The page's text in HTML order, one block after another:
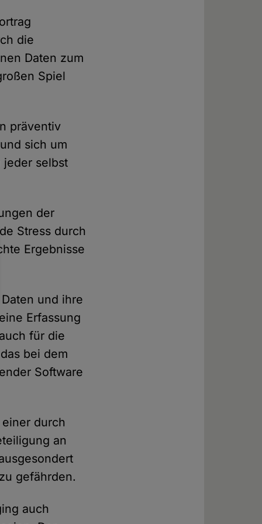
die
Daten zum
Spiel
präventiv
sich um
jeder selbst
der
Stress durch
Ergebnisse
und ihre
Erfassung
für die
bei dem
Software
durch
an
gefährden.
auch